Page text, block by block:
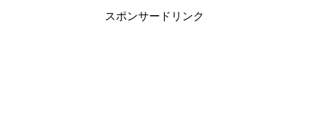
スポンサードリンク